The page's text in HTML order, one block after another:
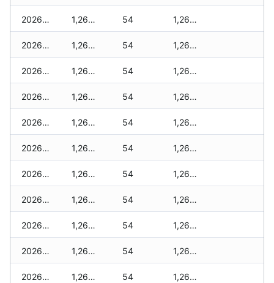
2026-01-28 1,260 zł 54 1,260 zł
2026-01-27 1,260 zł 54 1,260 zł
2026-01-26 1,260 zł 54 1,260 zł
2026-01-25 1,260 zł 54 1,260 zł
2026-01-24 1,260 zł 54 1,260 zł
2026-01-23 1,260 zł 54 1,260 zł
2026-01-22 1,260 zł 54 1,260 zł
2026-01-21 1,260 zł 54 1,260 zł
2026-01-20 1,260 zł 54 1,260 zł
2026-01-19 1,260 zł 54 1,260 zł
2026-01-18 1,260 zł 54 1,260 zł